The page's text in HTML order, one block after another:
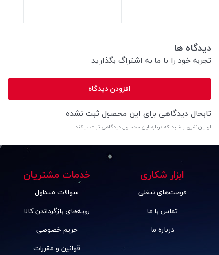
دیدگاه ها
تجربه خود را با ما به اشتراگ بگذارید
افزودن دیدگاه
تابحال دیدگاهی برای این محصول ثبت نشده
اولین نفری باشید که درباره این محصول دیدگاهی ثبت میکند
ابزار شکاری
فرصت‌های شغلی
تماس با ما
درباره ما
خدمات مشتریان
سوالات متداول
رویه‌های بازگرداندن کالا
حریم خصوصی
قوانین و مقررات